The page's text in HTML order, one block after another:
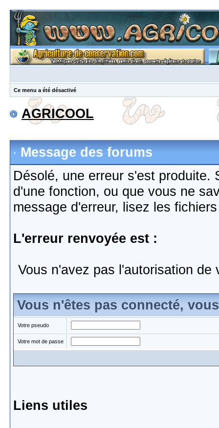
Ce menu a été désactivé
AGRICOOL
Message des forums
Désolé, une erreur s'est produite.
d'une fonction, ou que vous ne
message d'erreur, lisez les
L'erreur renvoyée est :
Vous n'avez pas l'autorisation de
Vous n'êtes pas connecté,
Votre pseudo
Votre mot de passe
Liens utiles